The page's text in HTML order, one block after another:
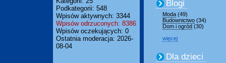
Podkategorii: 548
Wpisów aktywnych: 3344
Wpisów odrzuconych: 8386
Wpisów oczekujących: 0
Ostatnia moderacja: 2026-
08-04
Blogi
Moda (49)
Budownictwo (34)
Dom i ogród (30)
więcej
Dla dzieci